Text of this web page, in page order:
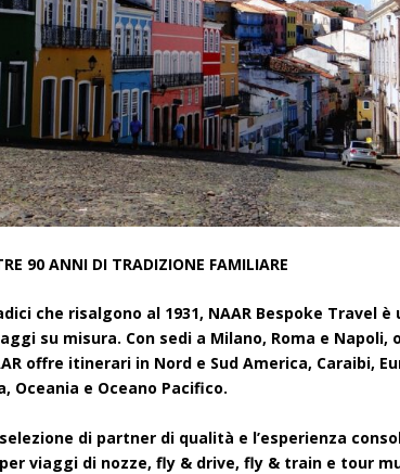
90 ANNI DI TRADIZIONE FAMILIARE
che risalgono al 1931, NAAR Bespoke Travel
su misura. Con sedi a Milano, Roma e
offre itinerari in Nord e Sud America, Caraibi,
Oceania e Oceano Pacifico.
di partner di qualità e l’esperienza
viaggi di nozze, fly & drive, fly & train e tour